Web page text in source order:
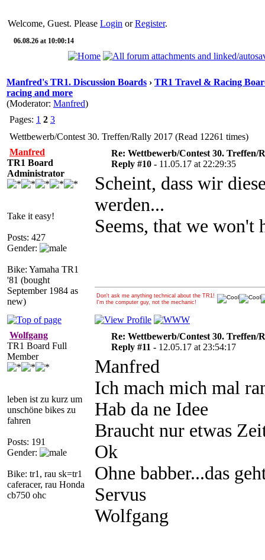
Welcome, Guest. Please Login orRegister.
06.08.26 at 10:00:14
Manfred's TR1. Discussion Boards › TR1 Travel & Racing
racing and more
(Moderator: Manfred)
Pages: 1 2 3
Wettbewerb/Contest 30. Treffen/Rally 2017 (Read 12261 times)
Manfred
TR1 Board
Administrator
Take it easy!
Posts: 427
Gender:
Bike: Yamaha TR1
'81 (bought
September 1984 as
new)
Re: Wettbewerb/Contest 30. Treffen/
Reply #10 - 11.05.17 at 22:29:35
Scheint, dass wir
werden...
Seems, that we won't
Don't ask me anything technical about the TR1!
I'm the computer guy, not the mechanic!
Wolfgang
TR1 Board Full
Member
leben ist zu kurz um
unschöne bikes zu
fahren
Posts: 191
Gender:
Bike: tr1, rau sk=tr1
caferacer, rau Honda
cb750 ohc
Re: Wettbewerb/Contest 30. Treffen/
Reply #11 - 12.05.17 at 23:54:17
Manfred
Ich mach mich mal
Hab da ne Idee
Braucht nur etwas
Ok
Ohne babber...das
Servus
Wolfgang